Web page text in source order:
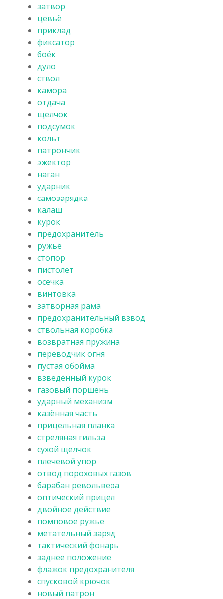
затвор
цевьё
приклад
фиксатор
боёк
дуло
ствол
камора
отдача
щелчок
подсумок
кольт
патрончик
эжектор
наган
ударник
самозарядка
калаш
курок
предохранитель
ружьё
стопор
пистолет
осечка
винтовка
затворная рама
предохранительный взвод
ствольная коробка
возвратная пружина
переводчик огня
пустая обойма
взведённый курок
газовый поршень
ударный механизм
казённая часть
прицельная планка
стреляная гильза
сухой щелчок
плечевой упор
отвод пороховых газов
барабан револьвера
оптический прицел
двойное действие
помповое ружье
метательный заряд
тактический фонарь
заднее положение
флажок предохранителя
спусковой крючок
новый патрон